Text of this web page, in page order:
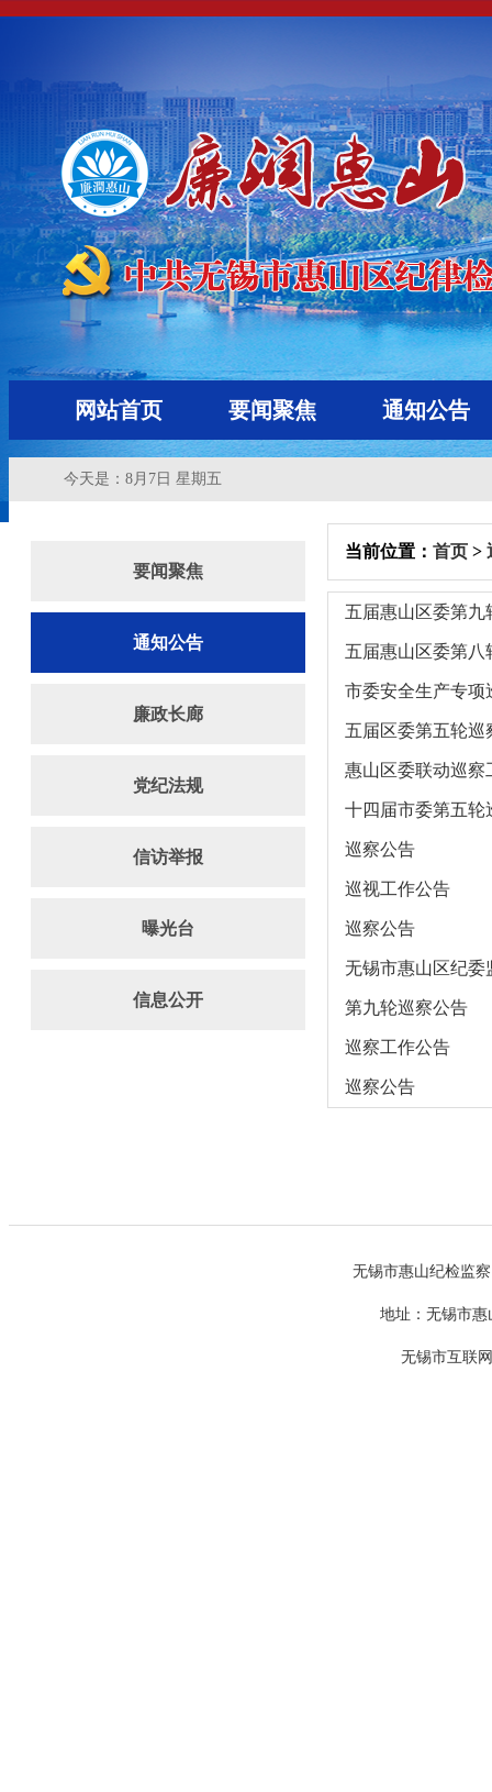
网站首页 要闻聚焦 通知公告
今天是： 8月7日 星期五
要闻聚焦
通知公告
廉政长廊
党纪法规
信访举报
曝光台
信息公开
当前位置： 首页 >
五届惠山区委第九
五届惠山区委第八
市委安全生产专项
五届区委第五轮巡
惠山区委联动巡察
十四届市委第五轮
巡察公告
巡视工作公告
巡察公告
无锡市惠山区纪委
第九轮巡察公告
巡察工作公告
巡察公告
无锡市惠山纪检监
地址：无锡市惠
无锡市互联